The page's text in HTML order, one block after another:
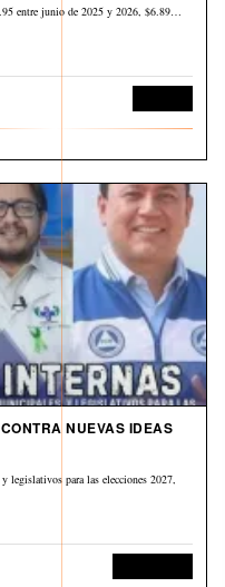
entre junio de 2025 y 2026, $6.89…
NUEVAS IDEAS
legislativos para las elecciones 2027,